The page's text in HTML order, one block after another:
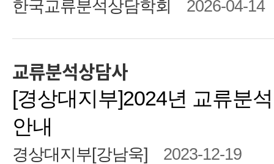
한국교류분석상담학회 2026-04-14
교류분석상담사
[경상대지부]2024년 교류분
안내
경상대지부[강남욱] 2023-12-19